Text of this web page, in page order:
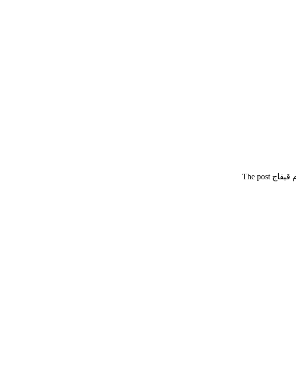
مسعود امامی بنام قیقاج با بالاترین کیفیت – Qeyqaj بزودی از پاپ موزیک … برای به ادامه مطلب مراجعه کنید … بنام قیقاج The post